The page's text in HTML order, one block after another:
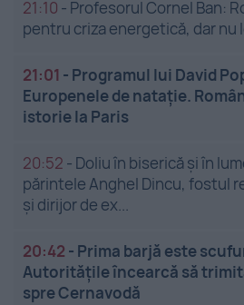
21:10 - Profesorul Cornel Ban:
pentru criza energetică, dar nu
21:01 - Programul lui David
Europenele de natație.
istorie la Paris
20:52 - Doliu în biserică și în
părintele Anghel Dincu, fostul
și dirijor de ex...
20:42 - Prima barjă este
Autoritățile încearcă să
spre Cernavodă